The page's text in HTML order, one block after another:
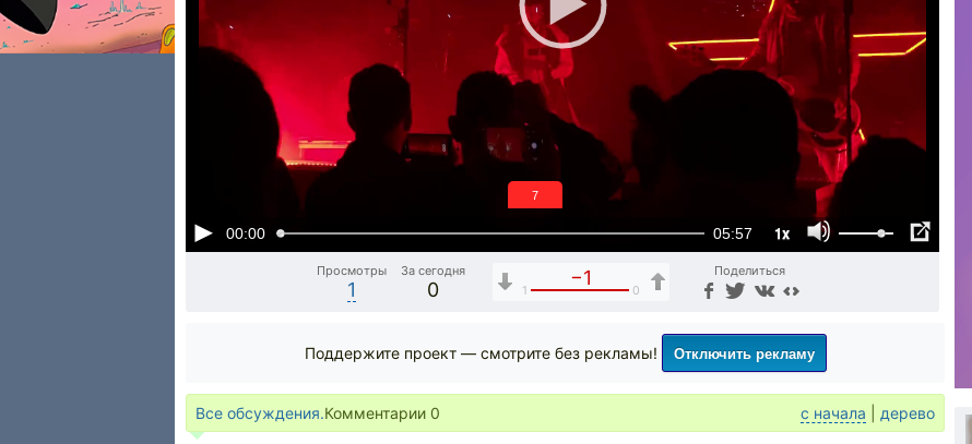
00:00 05:57 1x
6
Просмотры
1
За сегодня
0
−1
1 0
Поделиться
Поддержите проект — смотрите без рекламы! Отключить рекламу
Все обсуждения.Комментарии 0 с начала дерево